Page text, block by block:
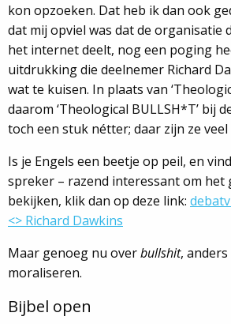
kon opzoeken. Dat heb ik dan ook
dat mij opviel was dat de organisatie
het internet deelt, nog een poging
uitdrukking die deelnemer Richard
wat te kuisen. In plaats van
daarom ‘Theological BULLSH*T’ bij
toch een stuk nétter; daar zijn ze
Is je Engels een beetje op peil, en
spreker – razend interessant om het
bekijken, klik dan op deze link:
<> Richard Dawkins
Maar genoeg nu overbullshit,
moraliseren.
Bijbel open